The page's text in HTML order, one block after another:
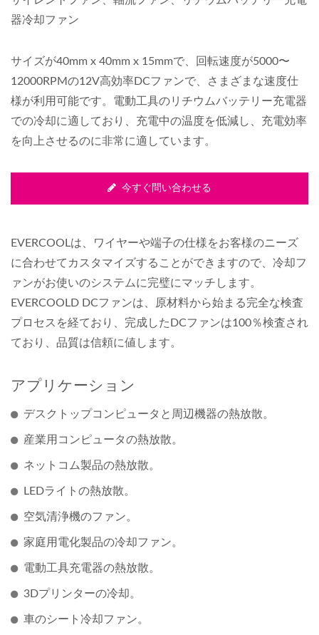
器冷却ファン
サイズが40mm x 40mm x 15mmで、回転速度が5000〜
12000RPMの12V高効率DCファンで、さまざまな速度仕
様が利用可能です。電動工具のリチウムバッテリー充電器
での冷却に適しており、充電中の温度を低減し、充電効率
を向上させるのに非常に適しています。
今すぐ問い合わせる
EVERCOOLは、ワイヤーや端子の仕様をお客様のニーズ
に合わせてカスタマイズすることができますので、冷却フ
ァンがお使いのシステムに完璧にマッチします。
EVERCOOLD DCファンは、原材料から始まる完全な検査
プロセスを経ており、完成したDCファンは100％検査され
ており、品質は信頼に値します。
アプリケーション
デスクトップコンピュータと周辺機器の熱放散。
産業用コンピュータの熱放散。
ネットコム製品の熱放散。
LEDライトの熱放散。
空気清浄機のファン。
家庭用電化製品の冷却ファン。
電動工具充電器の熱放散。
3Dプリンターの冷却。
車のシート冷却ファン。